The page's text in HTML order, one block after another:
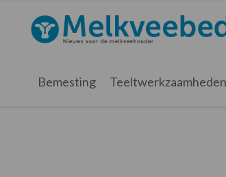
hoofdnavigatie
hoofd
eerste
voettekst
Melkveebedrijf.nl
Bemesting Teeltwerkzaamheden